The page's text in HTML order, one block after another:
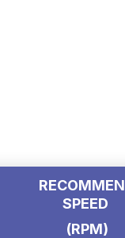
SPEED
(RPM)